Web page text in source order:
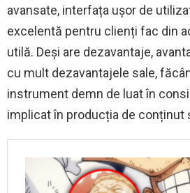
avansate, interfața ușor de
excelentă pentru clienți fac din
utilă. Deși are dezavantaje,
cu mult dezavantajele sale,
instrument demn de luat în
implicat în producția de conținut